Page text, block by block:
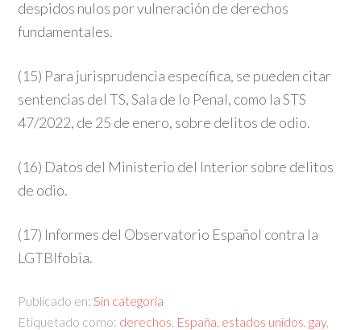
despidos nulos por vulneración de derechos
fundamentales.
(15) Para jurisprudencia específica, se pueden citar
sentencias del TS, Sala de lo Penal, como la STS
47/2022, de 25 de enero, sobre delitos de odio.
(16) Datos del Ministerio del Interior sobre delitos
de odio.
(17) Informes del Observatorio Español contra la
LGTBIfobia.
Publicado en:Sin categoría
Etiquetado como: derechos España estados unidos ,gay,